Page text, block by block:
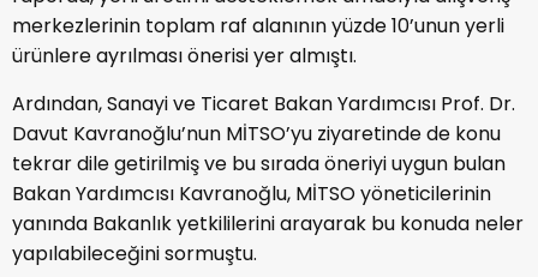
merkezlerinin toplam raf alanının yüzde 10’unun yerli
ürünlere ayrılması önerisi yer almıştı.
Ardından, Sanayi ve Ticaret Bakan Yardımcısı Prof. Dr.
Davut Kavranoğlu’nun MİTSO’yu ziyaretinde de konu
tekrar dile getirilmiş ve bu sırada öneriyi uygun bulan
Bakan Yardımcısı Kavranoğlu, MİTSO yöneticilerinin
yanında Bakanlık yetkililerini arayarak bu konuda neler
yapılabileceğini sormuştu.